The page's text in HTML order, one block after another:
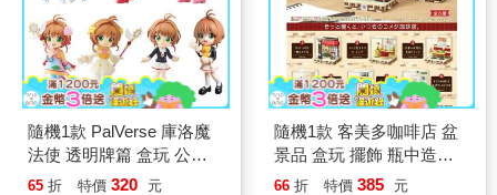
隨機1款 PalVerse 庫洛魔
法使 透明牌篇 盒玩 公仔
模型 擺飾 木之本櫻
65 折 特價 320 元
隨機1款 客美多咖啡店 盆
景品 盒玩 擺飾 瓶中造景
迷你咖啡廳 迷你桌椅 迷你
66 折 特價 385 元